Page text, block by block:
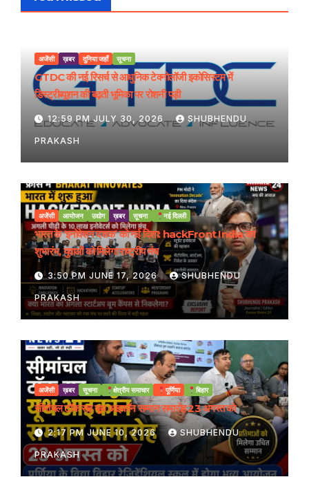
अजेंसी ख़बर दुनिया जहाँ सूचना
GTDC की नई रिसर्च से आधुनिक टेक्नोलॉजी इकोसिस्टम में
डिस्ट्रीब्यूशन की बढ़ती भूमिका पर रोशनी पड़ी
12:59 PM JULY 30, 2026 SHUBHENDU
PRAKASH
अजेंसी आयोजन उद्योग ख़बर सूचना नई दिल्ली
भारत के ‘इनोवेशन दशक’ को नई दिशा: hackFront India का
शुभारंभ, युवाओं को मिलेगा राष्ट्रीय मंच
3:50 PM JUNE 17, 2026 SHUBHENDU
PRAKASH
अजेंसी ख़बर सूचना क्षेत्रीय समाचार पूर्णिया बिहार
सीमांचल टॉक सह यूथ आइकॉन सम्मान समारोह 23 अगस्त को
2:17 PM JUNE 10, 2026 SHUBHENDU
PRAKASH